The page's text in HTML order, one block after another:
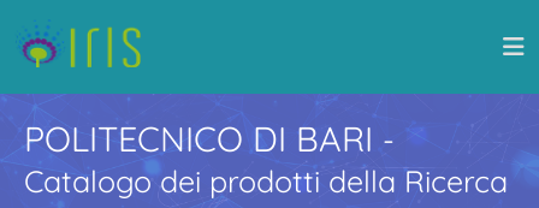
POLITECNICO DI BARI -
Catalogo dei prodotti della Ricerca